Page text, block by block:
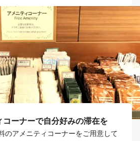
コーナーで自分好みの滞在を
のアメニティコーナーをご用意して